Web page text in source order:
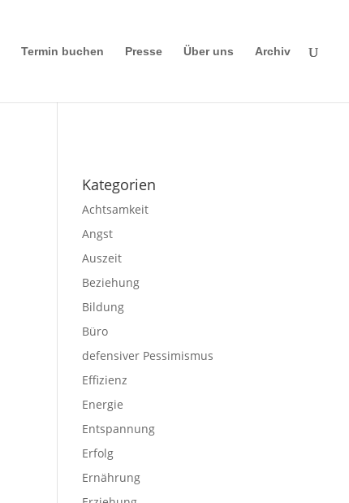
Termin buchen Presse Über uns Archiv
Kategorien
Achtsamkeit
Angst
Auszeit
Beziehung
Bildung
Büro
defensiver Pessimismus
Effizienz
Energie
Entspannung
Erfolg
Ernährung